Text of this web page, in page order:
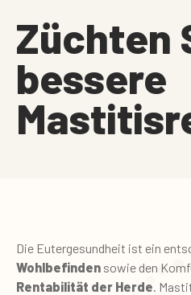
Züchten
bessere
Die Eutergesundheit ist ein
Wohlbefinden sowie den
Rentabilität der Herde .